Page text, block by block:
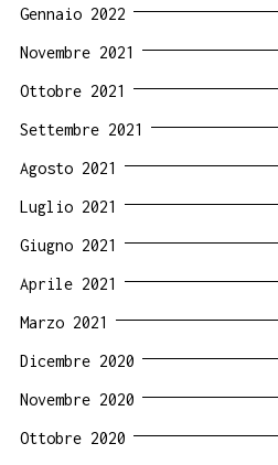
Gennaio 2022
Novembre 2021
Ottobre 2021
Settembre 2021
Agosto 2021
Luglio 2021
Giugno 2021
Aprile 2021
Marzo 2021
Dicembre 2020
Novembre 2020
Ottobre 2020